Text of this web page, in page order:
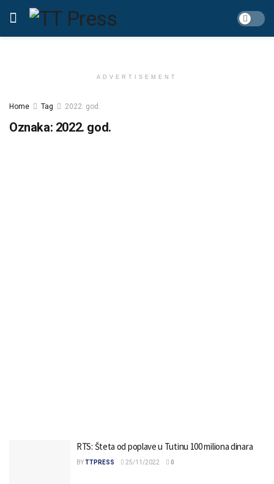
ADVERTISEMENT
Home Tag 2022. god.
Oznaka: 2022. god.
RTS: Šteta od poplave u Tutinu 100 miliona dinara
BYTTPRESS 25/11/2022 0